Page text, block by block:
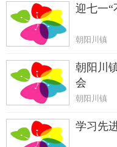
迎七一“
朝阳川镇
朝阳川
会
朝阳川镇
学习先